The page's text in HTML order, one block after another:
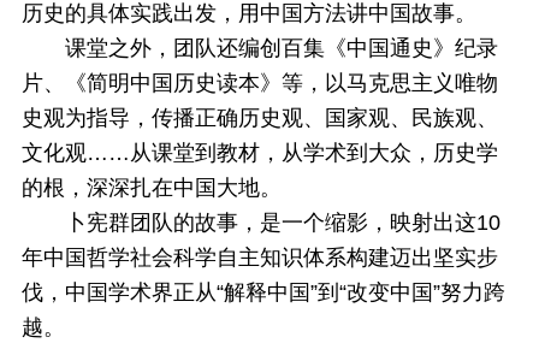
历史的具体实践出发，用中国方法讲中国故事。
课堂之外，团队还编创百集《中国通史》纪录
片、《简明中国历史读本》等，以马克思主义唯物
史观为指导，传播正确历史观、国家观、民族观、
文化观……从课堂到教材，从学术到大众，历史学
的根，深深扎在中国大地。
卜宪群团队的故事，是一个缩影，映射出这10
年中国哲学社会科学自主知识体系构建迈出坚实步
伐，中国学术界正从“解释中国”到“改变中国”努力跨
越。